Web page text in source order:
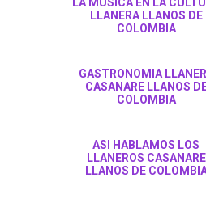
LLANERA LLANOS DE
COLOMBIA
GASTRONOMIA
CASANARE LLANOS
COLOMBIA
ASI HABLAMOS LOS
LLANEROS CASANARE
LLANOS DE